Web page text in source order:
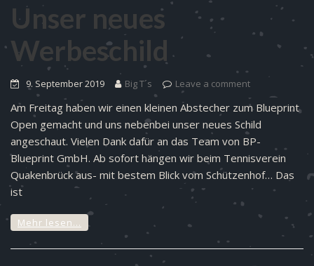
Unser neues
Werbeschild
9. September 2019 Big T´s Leave a comment
Am Freitag haben wir einen kleinen Abstecher zum Blueprint
Open gemacht und uns nebenbei unser neues Schild
angeschaut. Vielen Dank dafür an das Team von BP-
Blueprint GmbH. Ab sofort hängen wir beim Tennisverein
Quakenbrück aus- mit bestem Blick vom Schützenhof… Das
ist
Mehr lesen…